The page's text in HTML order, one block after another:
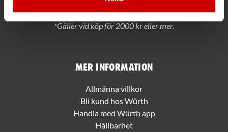
Mer information
Allmänna villkor
Bli kund hos Würth
Handla med Würth app
Hållbarhet
*Gäller vid köp för 2000 kr eller mer.